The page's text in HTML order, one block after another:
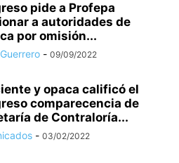
pide a Profepa
a autoridades de
por omisión...
- 09/09/2022
y opaca calificó el
comparecencia de
de Contraloría...
- 03/02/2022